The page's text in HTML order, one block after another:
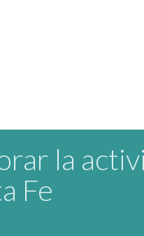
la
Fe